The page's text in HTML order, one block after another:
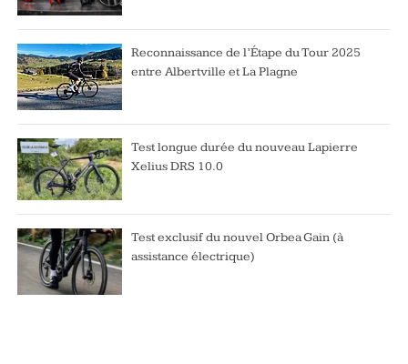
Reconnaissance de l’Étape du Tour 2025
entre Albertville et La Plagne
Test longue durée du nouveau Lapierre
Xelius DRS 10.0
Test exclusif du nouvel Orbea Gain (à
assistance électrique)